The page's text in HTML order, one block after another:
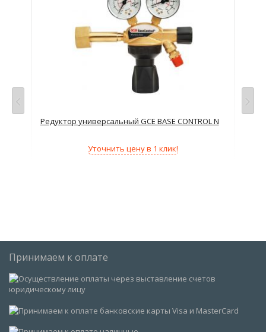
Редуктор универсальный GCE BASE CONTROL N
Уточнить цену в 1 клик!
Принимаем к оплате